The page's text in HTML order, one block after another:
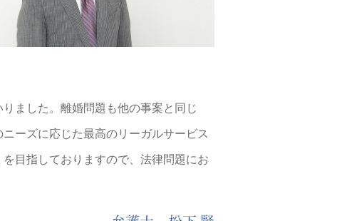
ました。離婚問題も他の事案と同じ
ーズに応じた最高のリーガルサービス
目指しておりますので、法律問題にお